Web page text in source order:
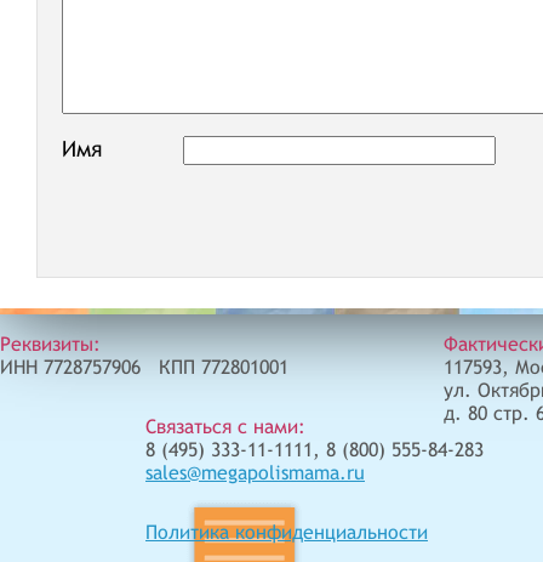
Имя
Реквизиты:
ИНН 7728757906 КПП 772801001
Связаться с нами:
8 (495) 333-11-1111, 8 (800) 555-84-283
sales@megapolismama.ru
Политика конфиденциальности
117593,
ул.
д. 80 стр.